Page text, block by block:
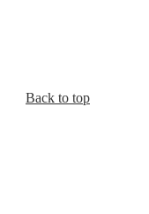
Back to top